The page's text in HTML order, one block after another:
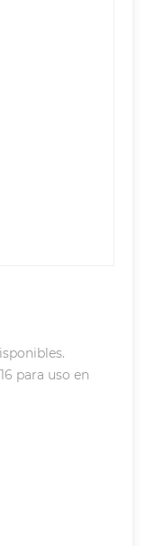
para uso en